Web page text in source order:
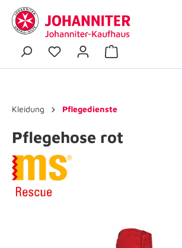
Kleidung Pflegedienste
Pflegehose rot